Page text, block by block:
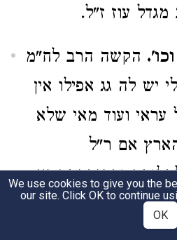
מגדל עוז ז"ל.
הקשה הרב לח"מ
יש לה גג אפילו אין
ועוד מאי שלא
אם ר"ל
ובהגבהתה אי
מעט אין זה
We use cookies to give you the
our site. Click OK to continue
OK